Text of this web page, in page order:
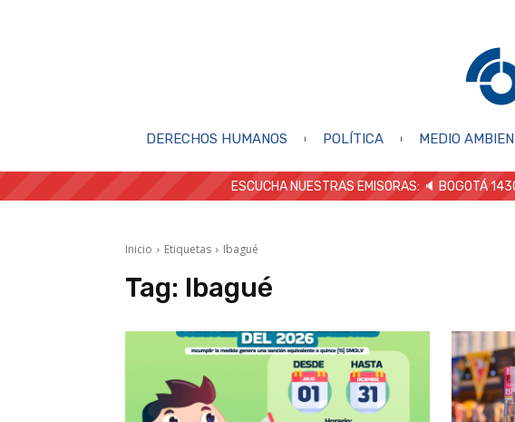
DERECHOS HUMANOS POLÍTICA MEDIO
ESCUCHA NUESTRAS EMISORAS: 🔈 BOGOTÁ
Inicio Etiquetas Ibagué
Tag: Ibagué